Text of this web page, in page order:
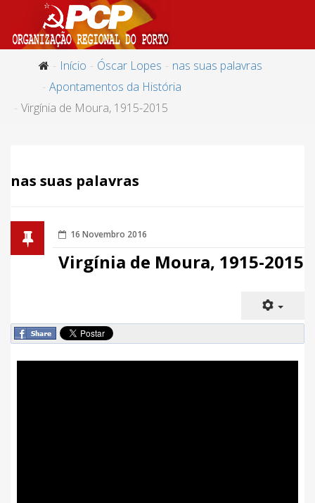
Início Óscar Lopes
nas suas palavras
Apontamentos da História
Virgínia de Moura, 1915-2015
nas suas palavras
16 Novembro 2016
Virgínia de Moura, 1915-2015